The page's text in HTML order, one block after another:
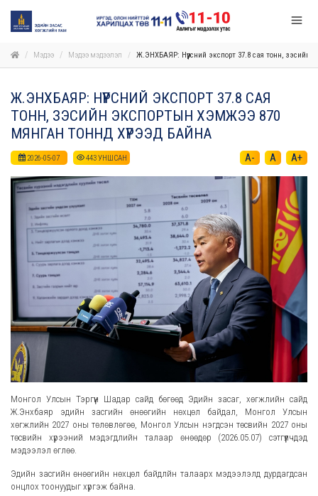
Мэдээ Мэдээ мэдээлэл Ж.ЭНХБАЯР: Нүүрсний экспорт 37.8 сая тонн, зэсийн
Ж.ЭНХБАЯР: НҮҮРСНИЙ ЭКСПОРТ 37.8 САЯ
ТОНН, ЗЭСИЙН ЭКСПОРТЫН ХЭМЖЭЭ 870
МЯНГАН ТОННД ХҮРЭЭД БАЙНА
2026-05-07 443УНШСАН A- A A+
Монгол Улсын Тэргүүн Шадар сайд бөгөөд Эдийн засаг, хөгжлийн сайд
Ж.Энхбаяр эдийн засгийн өнөөгийн нөхцөл байдал, Монгол Улсын
хөгжлийн 2027 оны төлөвлөгөө, Монгол Улсын нэгдсэн төсвийн 2027 оны
төсвийн хүрээний мэдэгдлийн талаар өнөөдөр (2026.05.07) сэтгүүлчдэд
мэдээлэл өглөө.
Эдийн засгийн өнөөгийн нөхцөл байдлйн талаарх мэдээлэлд дурдагдсан
онцлох тоонуудыг хүргэж байна.